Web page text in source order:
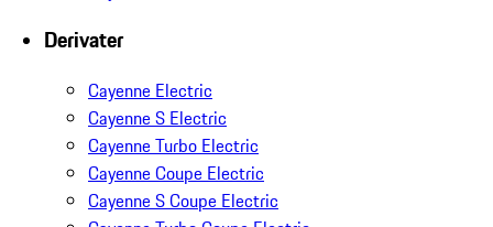
Derivater
Cayenne Electric
Cayenne S Electric
Cayenne Turbo Electric
Cayenne Coupe Electric
Cayenne S Coupe Electric